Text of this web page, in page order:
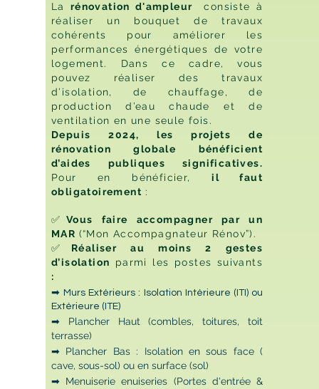
La rénovation d'ampleur consiste à
réaliser un bouquet de travaux
cohérents pour améliorer les
performances énergétiques de votre
logement. Dans ce cadre, vous
pouvez réaliser des travaux
d’isolation, de chauffage, de
production d’eau chaude et de
ventilation en une seule fois.
Depuis 2024, les projets de
rénovation globale bénéficient
d’aides publiques significatives.
Pour en bénéficier,il faut
obligatoirement :
✅ Vous faire accompagner par un
MAR (“Mon Accompagnateur Rénov”).
✅ Réaliser au moins 2 gestes
d’isolation parmi les postes suivants
:
➡ Murs Extérieurs : Isolation Intérieure (ITI) ou
Extérieure (ITE)
➡ Plancher Haut (combles, toitures, toit
terrasse)
➡ Plancher Bas : Isolation en sous face (
cave, sous-sol) ou en surface (sol)
➡ Menuiserie enuiseries (Portes d'entrée &